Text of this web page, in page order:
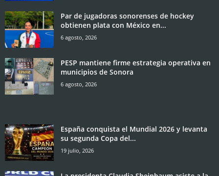
Par de jugadoras sonorenses de hockey
obtienen plata con México en...
6 agosto, 2026
PESP mantiene firme estrategia operativa en
municipios de Sonora
6 agosto, 2026
España conquista el Mundial 2026 y levanta
su segunda Copa del...
19 julio, 2026